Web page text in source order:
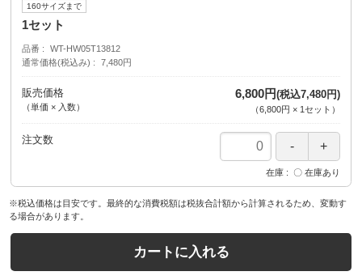
160サイズまで
1セット
品番
WT-HW05T13812
通常価格(税込み)
7,480円
販売価格
（単価 × 入数）
6,800円(税込7,480円)
（6,800円 × 1セット ）
注文数
在庫 〇 在庫あり
※税込価格は目安です。最終的な消費税額は税抜合計額から計算されるため、変動す
る場合があります。
カートに入れる